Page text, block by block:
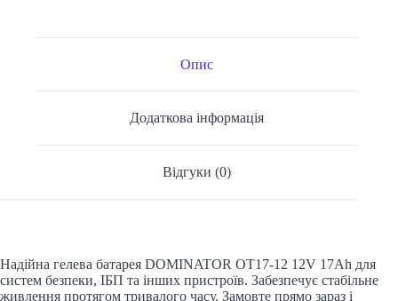
Опис
Додаткова інформація
Відгуки (0)
Надійна гелева батарея DOMINATOR OT17-12 12V 17Ah для
систем безпеки, ІБП та інших пристроїв. Забезпечує стабільне
живлення протягом тривалого часу. Замовте прямо зараз і